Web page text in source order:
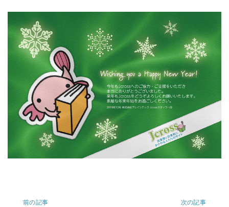
前の記事 次の記事